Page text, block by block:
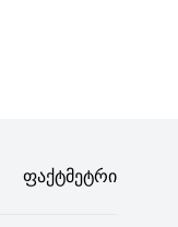
Ფაქტმეტრი